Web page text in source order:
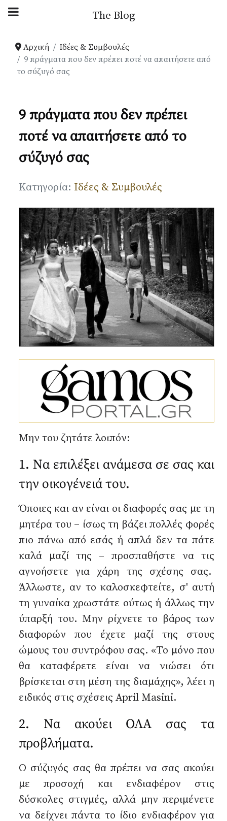
Αρχική Blog
Ιδέες & Συμβουλές
Παρουσιάσεις
Your Weddings
News
Αναζήτηση...
The Blog
Αρχική
Ιδέες & Συμβουλές
9 πράγματα που δεν πρέπει ποτέ να απαιτήσετε από
το σύζυγό σας
9 πράγματα που δεν πρέπει
ποτέ να απαιτήσετε από το
σύζυγό σας
Λεπτομέρειες
Κατηγορία: Ιδέες & Συμβουλές
Μην του ζητάτε λοιπόν:
1. Να επιλέξει ανάμεσα σε σας και
την οικογένειά του.
Όποιες και αν είναι οι διαφορές σας με τη
μητέρα του – ίσως τη βάζει πολλές φορές
πιο πάνω από εσάς ή απλά δεν τα πάτε
καλά μαζί της – προσπαθήστε να τις
αγνοήσετε για χάρη της σχέσης σας.
Άλλωστε, αν το καλοσκεφτείτε, σ' αυτή
τη γυναίκα χρωστάτε ούτως ή άλλως την
ύπαρξή του. Μην ρίχνετε το βάρος των
διαφορών που έχετε μαζί της στους
ώμους του συντρόφου σας. «Το μόνο που
θα καταφέρετε είναι να νιώσει ότι
βρίσκεται στη μέση της διαμάχης», λέει η
ειδικός στις σχέσεις April Masini.
2. Να ακούει ΟΛΑ σας τα
προβλήματα.
Ο σύζυγός σας θα πρέπει να σας ακούει
με προσοχή και ενδιαφέρον στις
δύσκολες στιγμές, αλλά μην περιμένετε
να δείχνει πάντα το ίδιο ενδιαφέρον για